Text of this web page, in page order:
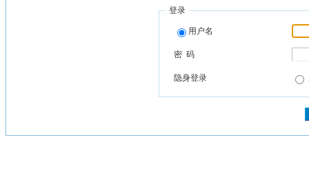
登录
用户名
密 码
隐身登录